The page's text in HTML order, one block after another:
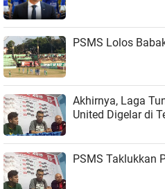
PSMS Lolos
Akhirnya, Laga
United Digelar di
PSMS Taklukkan